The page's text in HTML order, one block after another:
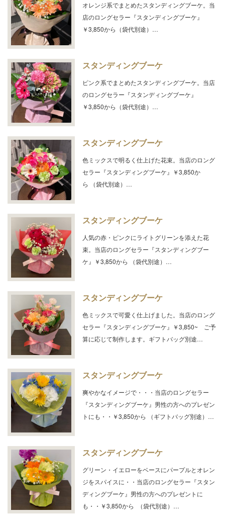
オレンジ系でまとめたスタンディングブーケ。当
店のロングセラー『スタンディングブーケ』
￥3,850から（袋代別途）…
スタンディングブーケ
ピンク系でまとめたスタンディングブーケ。当店
のロングセラー『スタンディングブーケ』
￥3,850から（袋代別途）…
スタンディングブーケ
色ミックスで明るく仕上げた花束。当店のロング
セラー『スタンディングブーケ』￥3,850か
ら （袋代別途）…
スタンディングブーケ
人気の赤・ピンクにライトグリーンを添えた花
束。当店のロングセラー『スタンディングブー
ケ』￥3,850から （袋代別途）…
スタンディングブーケ
色ミックスで可愛く仕上げました。当店のロング
セラー『スタンディングブーケ』￥3,850~ ご予
算に応じて制作します。ギフトバッグ別途…
スタンディングブーケ
爽やかなイメージで・・・当店のロングセラー
『スタンディングブーケ』男性の方へのプレゼン
トにも・・￥3,850から （ギフトバッグ別途）…
スタンディングブーケ
グリーン・イエローをベースにパープルとオレン
ジをスパイスに・・当店のロングセラー『スタン
ディングブーケ』男性の方へのプレゼントに
も・・￥3,850から （袋代別途）…